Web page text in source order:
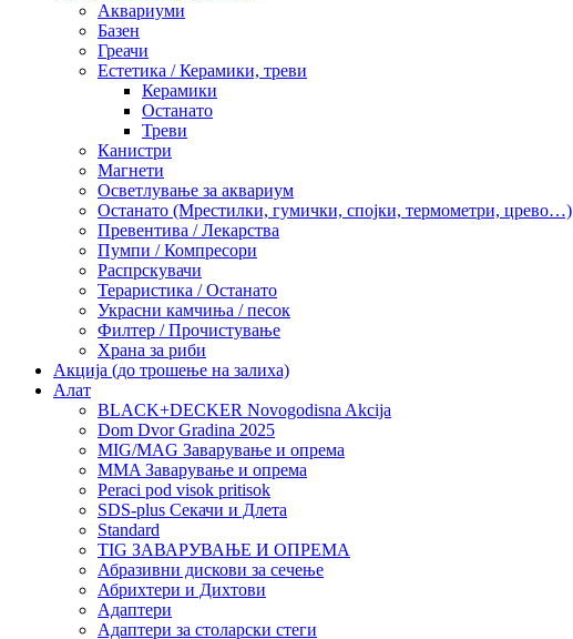
Аквариуми
Базен
Греачи
Естетика / Керамики, треви
Керамики
Останато
Треви
Канистри
Магнети
Осветлување за аквариум
Останато (Мрестилки, гумички, спојки, термометри, црево…)
Превентива / Лекарства
Пумпи / Компресори
Распрскувачи
Тераристика / Останато
Украсни камчиња / песок
Филтер / Прочистување
Храна за риби
Акција (до трошење на залиха)
Алат
BLACK+DECKER Novogodisna Akcija
Dom Dvor Gradina 2025
MIG/MAG Заварување и опрема
MMA Заварување и опрема
Peraci pod visok pritisok
SDS-plus Секачи и Длета
Standard
TIG ЗАВАРУВАЊЕ И ОПРЕМА
Абразивни дискови за сечење
Абрихтери и Дихтови
Адаптери
Адаптери за столарски стеги